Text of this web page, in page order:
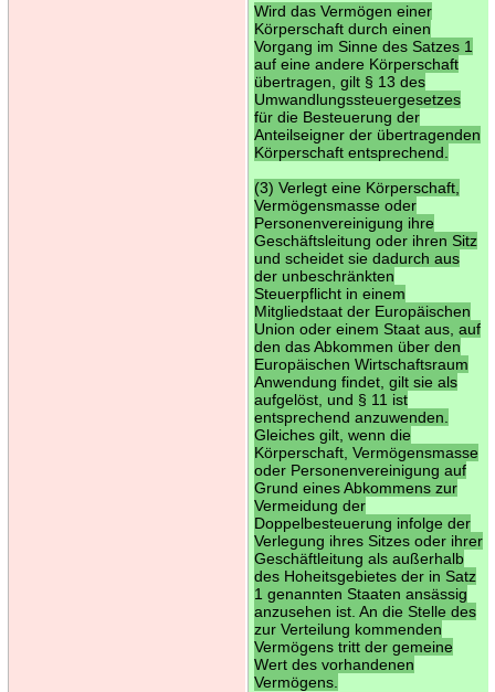
Wird das Vermögen einer
Körperschaft durch einen
Vorgang im Sinne des Satzes 1
auf eine andere Körperschaft
übertragen, gilt § 13 des
Umwandlungssteuergesetzes
für die Besteuerung der
Anteilseigner der übertragenden
Körperschaft entsprechend.
(3) Verlegt eine Körperschaft,
Vermögensmasse oder
Personenvereinigung ihre
Geschäftsleitung oder ihren Sitz
und scheidet sie dadurch aus
der unbeschränkten
Steuerpflicht in einem
Mitgliedstaat der Europäischen
Union oder einem Staat aus, auf
den das Abkommen über den
Europäischen Wirtschaftsraum
Anwendung findet, gilt sie als
aufgelöst, und § 11 ist
entsprechend anzuwenden.
Gleiches gilt, wenn die
Körperschaft, Vermögensmasse
oder Personenvereinigung auf
Grund eines Abkommens zur
Vermeidung der
Doppelbesteuerung infolge der
Verlegung ihres Sitzes oder ihrer
Geschäftleitung als außerhalb
des Hoheitsgebietes der in Satz
1 genannten Staaten ansässig
anzusehen ist. An die Stelle des
zur Verteilung kommenden
Vermögens tritt der gemeine
Wert des vorhandenen
Vermögens.